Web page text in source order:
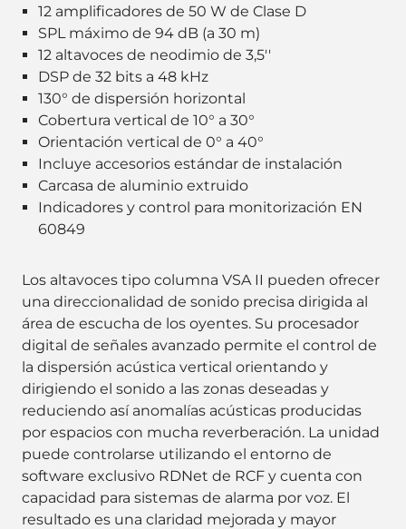
12 amplificadores de 50 W de Clase D
SPL máximo de 94 dB (a 30 m)
12 altavoces de neodimio de 3,5''
DSP de 32 bits a 48 kHz
130° de dispersión horizontal
Cobertura vertical de 10° a 30°
Orientación vertical de 0° a 40°
Incluye accesorios estándar de instalación
Carcasa de aluminio extruido
Indicadores y control para monitorización EN
60849
Los altavoces tipo columna VSA II pueden ofrecer
una direccionalidad de sonido precisa dirigida al
área de escucha de los oyentes. Su procesador
digital de señales avanzado permite el control de
la dispersión acústica vertical orientando y
dirigiendo el sonido a las zonas deseadas y
reduciendo así anomalías acústicas producidas
por espacios con mucha reverberación. La unidad
puede controlarse utilizando el entorno de
software exclusivo RDNet de RCF y cuenta con
capacidad para sistemas de alarma por voz. El
resultado es una claridad mejorada y mayor